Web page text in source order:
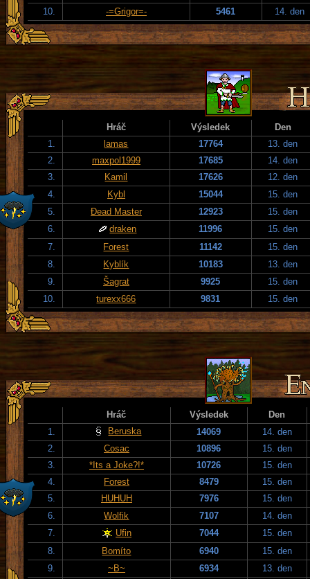
10.
-=Grigor=- 5461 14. den
Hráč Výsledek
Den
1.
lamas 17764
13. den
2.
maxpol1999 17685
14. den
3.
Kamil 17626
12. den
4.
Kybl 15044
15. den
5.
Đead Master 12923
15. den
6.
draken 11996
15. den
7.
Forest 11142
15. den
8.
Kyblík 10183
13. den
9.
Šagrat 9925
15. den
10.
turexx666 9831 15. den
Hráč Výsledek
Den
1.
Beruska 14069
14. den
2.
Cosac 10896
15. den
3.
*Its a Joke?!* 10726
15. den
4.
Forest 8479
15. den
5.
HUHUH 7976
15. den
6.
Wolfik 7107
14. den
7.
Ufin 7044
15. den
8.
Bomíto 6940
15. den
9.
~B~ 6934
13. den